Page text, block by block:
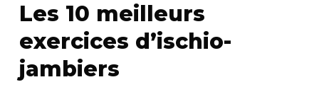
Les 10 meilleurs
exercices d’ischio-
jambiers